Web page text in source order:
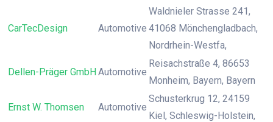
CarTecDesign Automotive
Waldnieler Strasse 241,
41068 Mönchengladbach,
Nordrhein-Westfa,
Dellen-Präger GmbHAutomotive
Reisachstraße 4, 86653
Monheim, Bayern, Bayern
Ernst W. Thomsen Automotive
Schusterkrug 12, 24159
Kiel, Schleswig-Holstein,